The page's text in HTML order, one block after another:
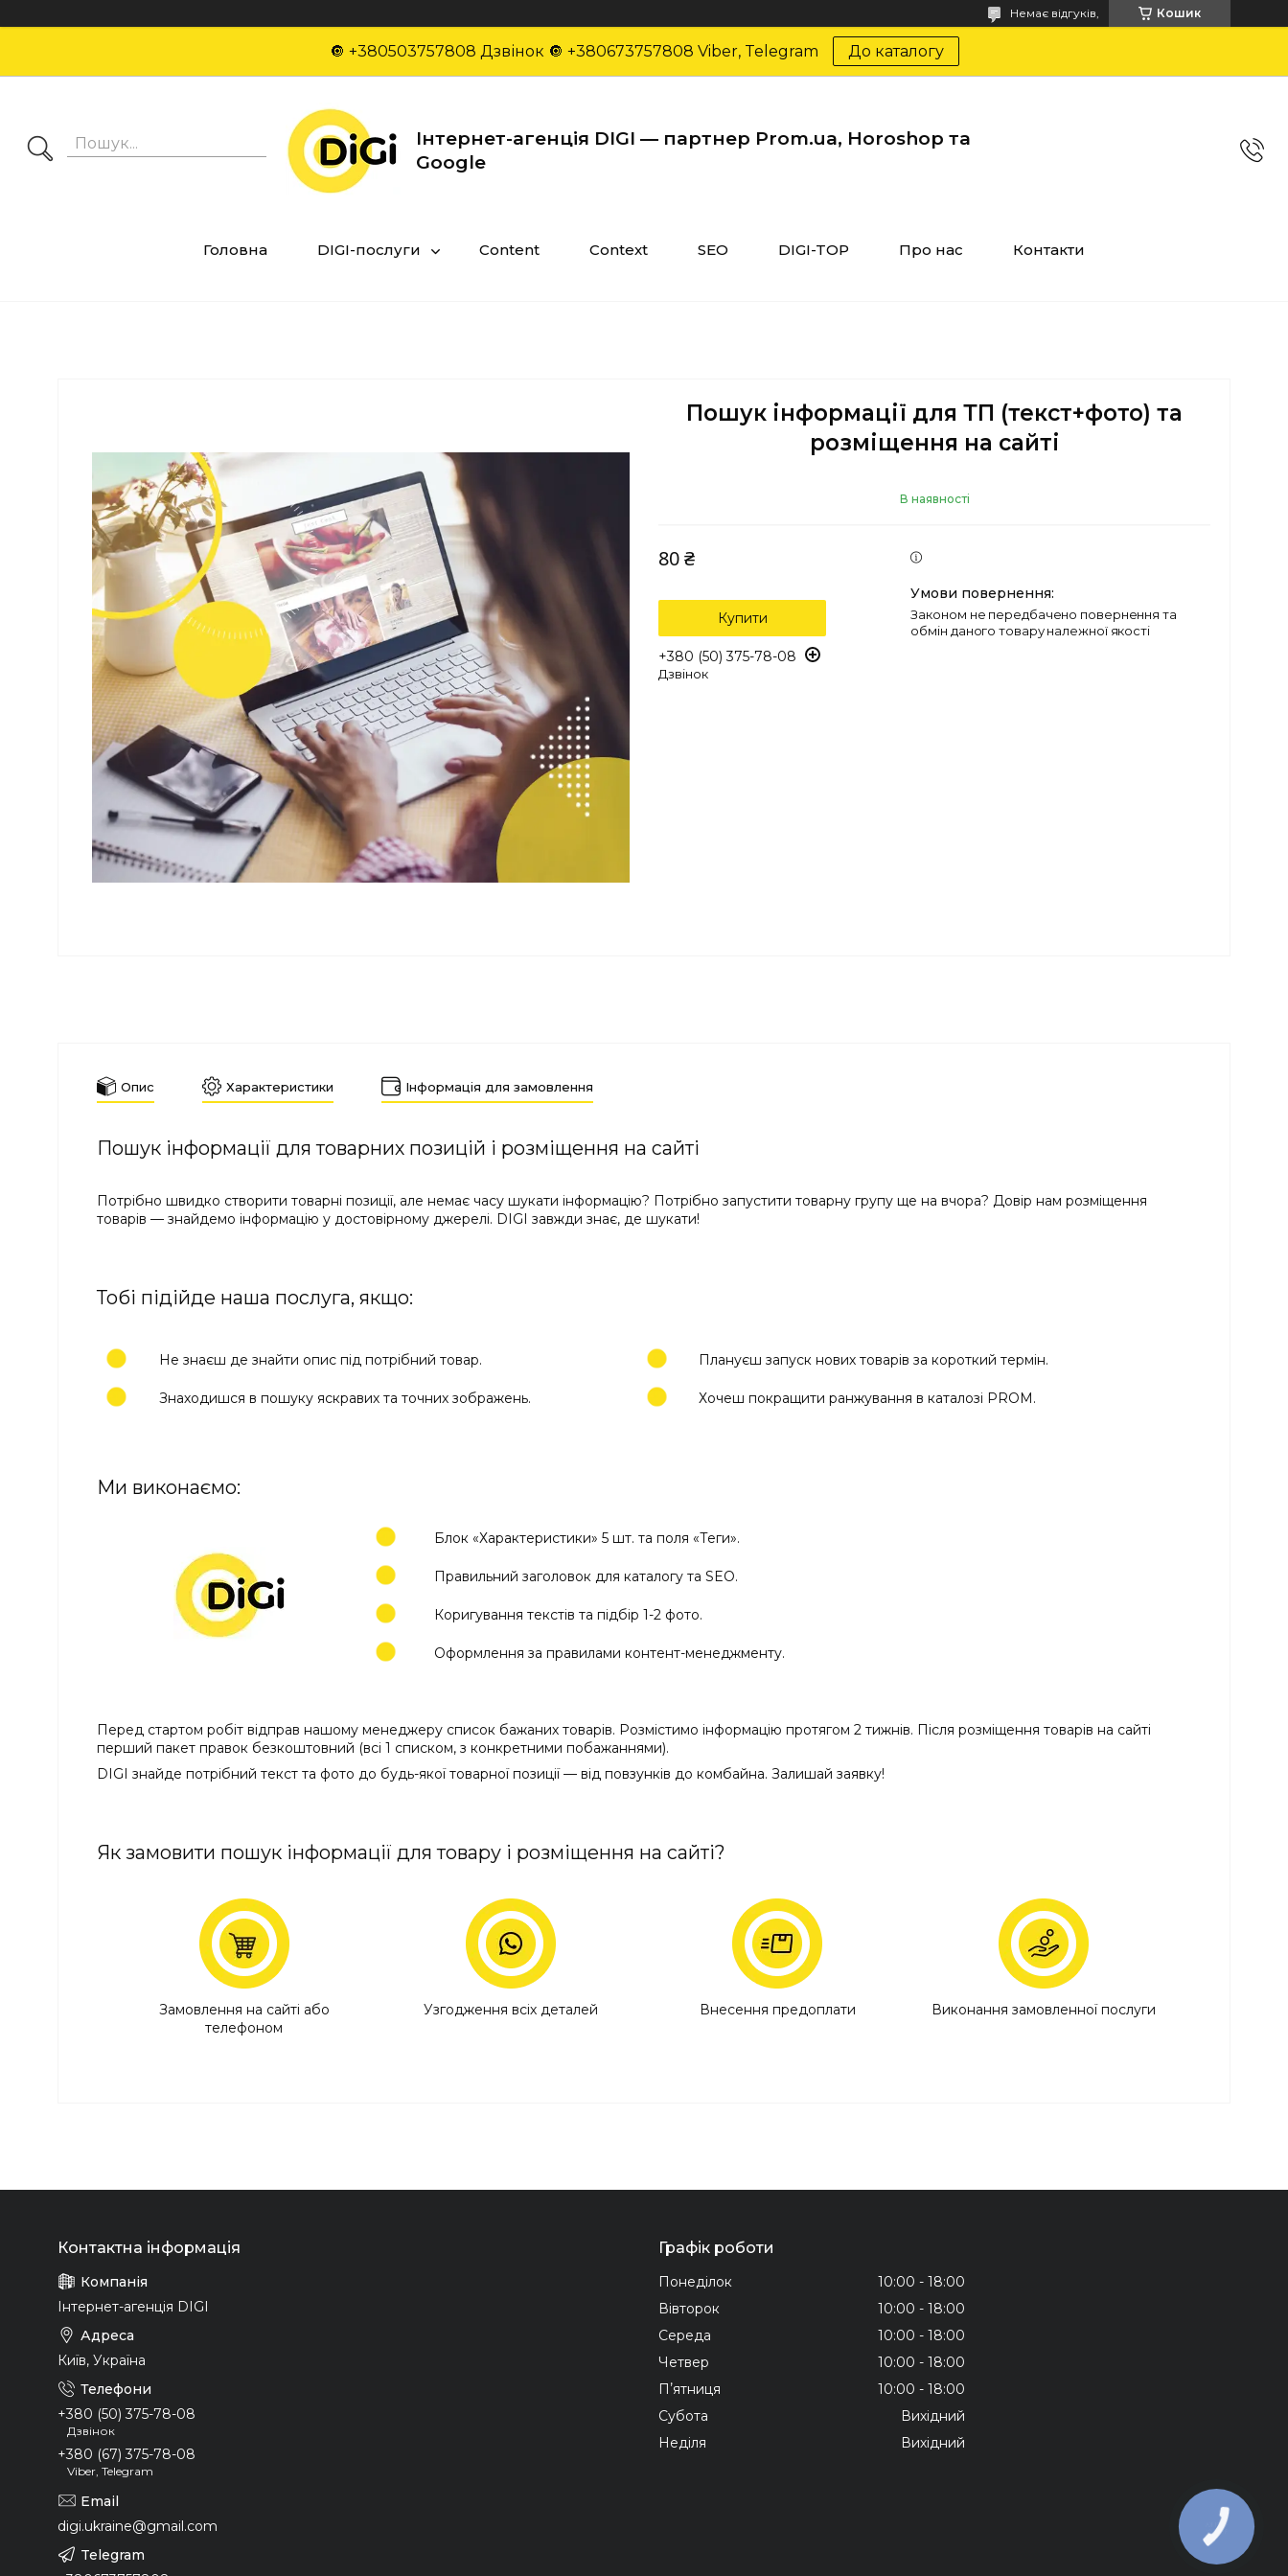
Кошик
Немає відгуків,
🔘 +380503757808 Дзвінок 🔘 +380673757808 Viber, Telegram До каталогу
Інтернет-агенція DIGI — партнер Prom.ua, Horoshop та
Google
Головна DIGI-послуги Content Context SEO DIGI-TOP Про нас Контакти
Пошук інформації для ТП (текст+фото) та
розміщення на сайті
В наявності
80 ₴
Купити
+380 (50) 375-78-08
Дзвінок
Законом не передбачено повернення та
обмін даного товару належної якості
Опис Характеристики Інформація для замовлення
Пошук інформації для товарних позицій і розміщення на сайті
Потрібно швидко створити товарні позиції, але немає часу шукати інформацію? Потрібно запустити товарну групу ще на вчора? Довір нам розміщення
товарів — знайдемо інформацію у достовірному джерелі. DIGI завжди знає, де шукати!
Тобі підійде наша послуга, якщо:
Не знаєш де знайти опис під потрібний товар.
Знаходишся в пошуку яскравих та точних зображень.
Плануєш запуск нових товарів за короткий термін.
Хочеш покращити ранжування в каталозі PROM.
Ми виконаємо:
Блок «Характеристики» 5 шт. та поля «Теги».
Правильний заголовок для каталогу та SEO.
Коригування текстів та підбір 1-2 фото.
Оформлення за правилами контент-менеджменту.
Перед стартом робіт відправ нашому менеджеру список бажаних товарів. Розмістимо інформацію протягом 2 тижнів. Після розміщення товарів на сайті
перший пакет правок безкоштовний (всі 1 списком, з конкретними побажаннями).
DIGI знайде потрібний текст та фото до будь-якої товарної позиції — від повзунків до комбайна. Залишай заявку!
Як замовити пошук інформації для товару і розміщення на сайті?
Замовлення на сайті або
телефоном
Узгодження всіх деталей Внесення предоплати Виконання замовленної послуги
Інтернет-агенція DIGI
Київ, Україна
+380 (50) 375-78-08
Дзвінок
+380 (67) 375-78-08
Viber, Telegram
digi.ukraine@gmail.com
Графік роботи
Понеділок 10:00
18:00
Вівторок
10:00
18:00
Середа
10:00
18:00
Четвер
10:00
18:00
Пʼятниця
10:00
18:00
Субота
Вихідний
Неділя
Вихідний